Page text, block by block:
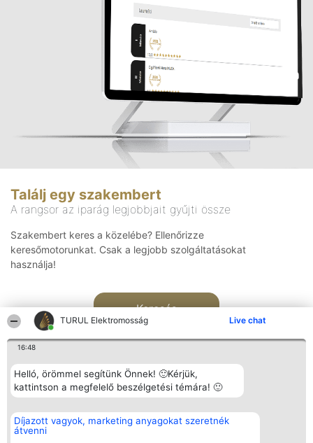
TURUL Elektromosság Live chat
16:48
Helló, örömmel segítünk Önnek! 🙂Kérjük,
kattintson a megfelelő beszélgetési témára! 🙂
Díjazott vagyok, marketing anyagokat szeretnék
átvenni
Találj egy szakembert
A rangsor az iparág legjobbjait gyűjti össze
Szakembert keres a közelébe? Ellenőrizze
keresőmotorunkat. Csak a legjobb szolgáltatásokat
használja!
Keresés
Rangsorszervező
SC Beautiful Company S.R.L.
Bulevardul Aleea Timișul De
Népszavazás
Nyertesek
Elérhetőség
Elérhetőség